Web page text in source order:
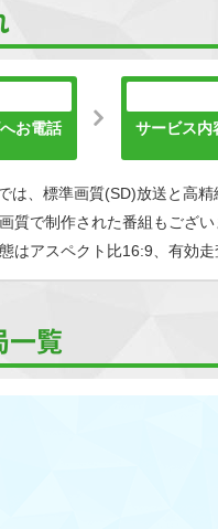
お電話
サービス内
は、標準画質(SD)放送と高精
質で制作された番組もござい
はアスペクト比16:9、有効
一覧